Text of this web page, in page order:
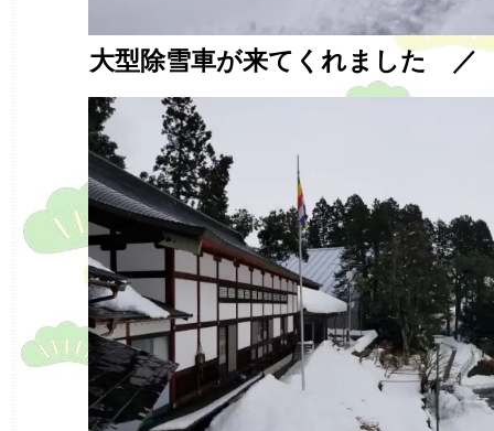
大型除雪車が来てくれました ／